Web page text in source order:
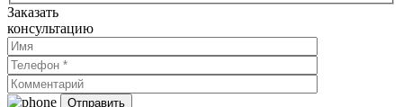
Заказать
консультацию